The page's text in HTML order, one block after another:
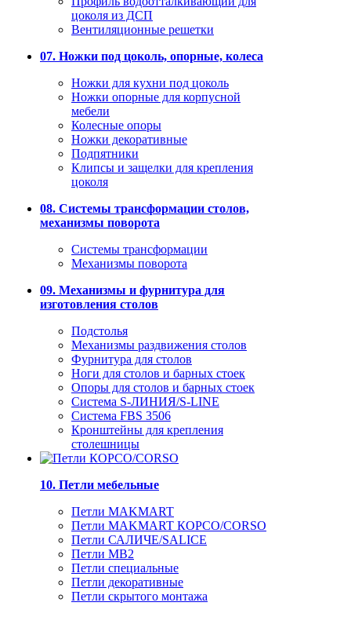
цоколя из ДСП
Вентиляционные решетки
07. Ножки под цоколь, опорные, колеса
Ножки для кухни под цоколь
Ножки опорные для корпусной
мебели
Колесные опоры
Ножки декоративные
Подпятники
Клипсы и защелки для крепления
цоколя
08. Системы трансформации столов,
механизмы поворота
Системы трансформации
Механизмы поворота
09. Механизмы и фурнитура для
изготовления столов
Подстолья
Механизмы раздвижения столов
Фурнитура для столов
Ноги для столов и барных стоек
Опоры для столов и барных стоек
Система S-ЛИНИЯ/S-LINE
Система FBS 3506
Кронштейны для крепления
столешницы
10. Петли мебельные
Петли MAKMART
Петли MAKMART КОРСО/CORSO
Петли САЛИЧЕ/SALICE
Петли MB2
Петли специальные
Петли декоративные
Петли скрытого монтажа